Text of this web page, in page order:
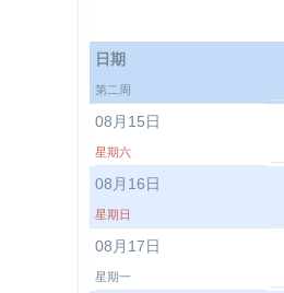
日期
第二周
08月15日
星期六
08月16日
星期日
08月17日
星期一